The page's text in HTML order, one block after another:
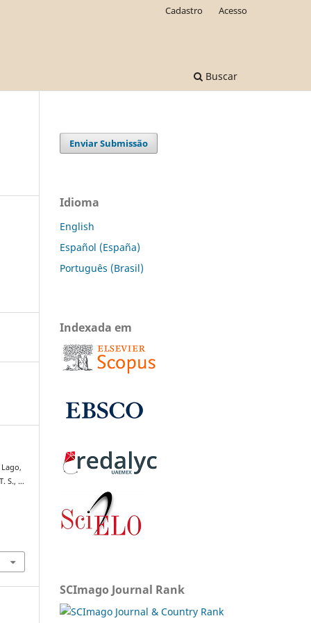
Buscar
Cadastro Acesso
S., …
Enviar Submissão
Idioma
English
Español (España)
Português (Brasil)
Indexada em
SCImago Journal Rank